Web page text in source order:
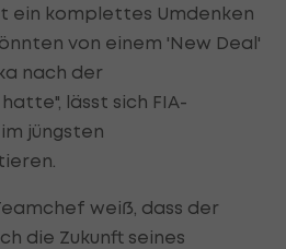
ein komplettes Umdenken
von einem 'New Deal'
nach der
lässt sich FIA-
jüngsten
weiß, dass der
die Zukunft seines